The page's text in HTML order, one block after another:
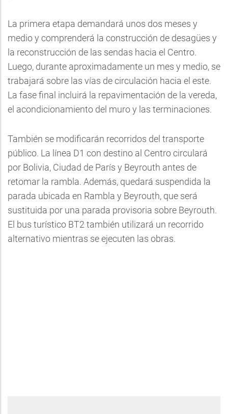
La primera etapa demandará unos dos meses y
medio y comprenderá la construcción de desagües y
la reconstrucción de las sendas hacia el Centro.
Luego, durante aproximadamente un mes y medio, se
trabajará sobre las vías de circulación hacia el este.
La fase final incluirá la repavimentación de la vereda,
el acondicionamiento del muro y las terminaciones.
También se modificarán recorridos del transporte
público. La línea D1 con destino al Centro circulará
por Bolivia, Ciudad de París y Beyrouth antes de
retomar la rambla. Además, quedará suspendida la
parada ubicada en Rambla y Beyrouth, que será
sustituida por una parada provisoria sobre Beyrouth.
El bus turístico BT2 también utilizará un recorrido
alternativo mientras se ejecuten las obras.